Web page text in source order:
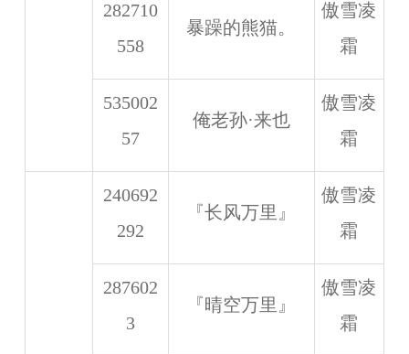
282710
558
暴躁的熊猫。
傲雪凌
霜
535002
57
俺老孙·来也
傲雪凌
霜
240692
292
『长风万里』
傲雪凌
霜
287602
3
『晴空万里』
傲雪凌
霜